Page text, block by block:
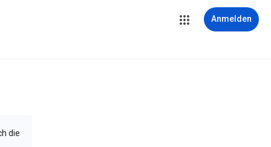
Anmelden
die